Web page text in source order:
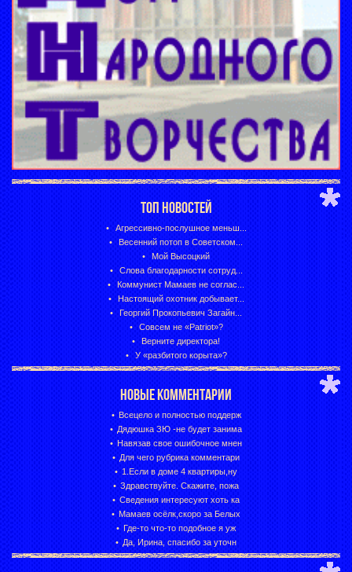
ТОП НОВОСТЕЙ
Агрессивно-послушное меньш...
Весенний потоп в Советском...
Мой Высоцкий
Слова благодарности сотруд...
Коммунист Мамаев не соглас...
Настоящий охотник добывает...
Георгий Прокопьевич Загайн...
Совсем не «Patriot»?
Верните директора!
У «разбитого корыта»?
НОВЫЕ КОММЕНТАРИИ
Всецело и полностью поддерж
Дядюшка ЗЮ -не будет занима
Навязав свое ошибочное мнен
Для чего рубрика комментари
1.Если в доме 4 квартиры,ну
Здравствуйте. Скажите, пожа
Сведения интересуют хоть ка
Мамаев осёлк,скоро за Белых
Где-то что-то подобное я уж
Да, Ирина, спасибо за уточн